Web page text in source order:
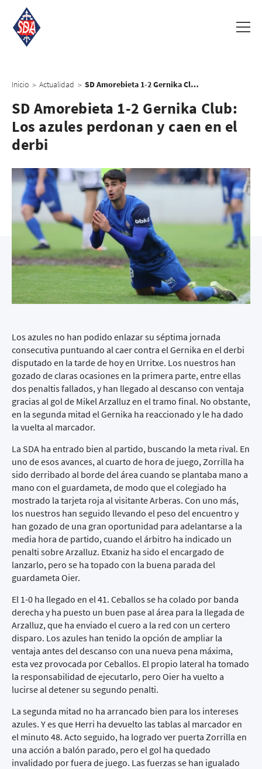
Inicio > Actualidad > SD Amorebieta 1-2 Gernika Club: Los azules perdonan y caen en el derbi
SD Amorebieta 1-2 Gernika Club:
Los azules perdonan y caen en el
derbi
Los azules no han podido enlazar su séptima jornada
consecutiva puntuando al caer contra el Gernika en el derbi
disputado en la tarde de hoy en Urritxe. Los nuestros han
gozado de claras ocasiones en la primera parte, entre ellas
dos penaltis fallados, y han llegado al descanso con ventaja
gracias al gol de Mikel Arzalluz en el tramo final. No obstante,
en la segunda mitad el Gernika ha reaccionado y le ha dado
la vuelta al marcador.
La SDA ha entrado bien al partido, buscando la meta rival. En
uno de esos avances, al cuarto de hora de juego, Zorrilla ha
sido derribado al borde del área cuando se plantaba mano a
mano con el guardameta, de modo que el colegiado ha
mostrado la tarjeta roja al visitante Arberas. Con uno más,
los nuestros han seguido llevando el peso del encuentro y
han gozado de una gran oportunidad para adelantarse a la
media hora de partido, cuando el árbitro ha indicado un
penalti sobre Arzalluz. Etxaniz ha sido el encargado de
lanzarlo, pero se ha topado con la buena parada del
guardameta Oier.
El 1-0 ha llegado en el 41. Ceballos se ha colado por banda
derecha y ha puesto un buen pase al área para la llegada de
Arzalluz, que ha enviado el cuero a la red con un certero
disparo. Los azules han tenido la opción de ampliar la
ventaja antes del descanso con una nueva pena máxima,
esta vez provocada por Ceballos. El propio lateral ha tomado
la responsabilidad de ejecutarlo, pero Oier ha vuelto a
lucirse al detener su segundo penalti.
La segunda mitad no ha arrancado bien para los intereses
azules. Y es que Herri ha devuelto las tablas al marcador en
el minuto 48. Acto seguido, ha logrado ver puerta Zorrilla en
una acción a balón parado, pero el gol ha quedado
invalidado por fuera de juego. Las fuerzas se han igualado